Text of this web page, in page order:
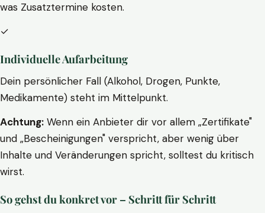
was Zusatztermine kosten.
✓
Individuelle Aufarbeitung
Dein persönlicher Fall (Alkohol, Drogen, Punkte,
Medikamente) steht im Mittelpunkt.
Achtung: Wenn ein Anbieter dir vor allem „Zertifikate"
und „Bescheinigungen" verspricht, aber wenig über
Inhalte und Veränderungen spricht, solltest du kritisch
wirst.
So gehst du konkret vor – Schritt für Schritt